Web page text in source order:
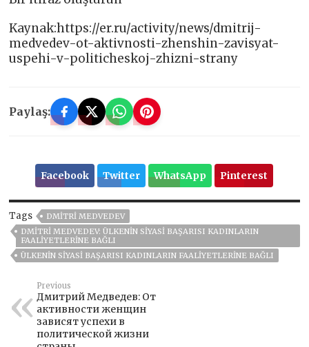
Kaynak:https://er.ru/activity/news/dmitrij-
medvedev-ot-aktivnosti-zhenshin-zavisyat-
uspehi-v-politicheskoj-zhizni-strany
Paylaş:
Facebook Twitter WhatsApp Pinterest
Tags
DMITRI MEDVEDEV
DMITRI MEDVEDEV: ÜLKENIN SIYASI BAŞARISI KADINLARIN
FAALIYETLERINE BAĞLI
ÜLKENIN SIYASI BAŞARISI KADINLARIN FAALIYETLERINE BAĞLI
Previous
Дмитрий Медведев: От
активности женщин
зависят успехи в
политической жизни